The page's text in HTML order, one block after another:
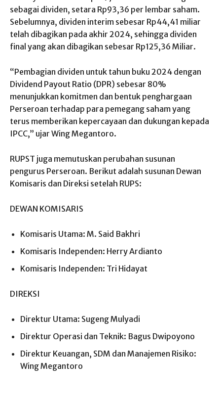
sebagai dividen, setara Rp93,36 per lembar saham.
Sebelumnya, dividen interim sebesar Rp44,41 miliar
telah dibagikan pada akhir 2024, sehingga dividen
final yang akan dibagikan sebesar Rp125,36 Miliar.
“Pembagian dividen untuk tahun buku 2024 dengan
Dividend Payout Ratio (DPR) sebesar 80%
menunjukkan komitmen dan bentuk penghargaan
Perseroan terhadap para pemegang saham yang
terus memberikan kepercayaan dan dukungan kepada
IPCC,” ujar Wing Megantoro.
RUPST juga memutuskan perubahan susunan
pengurus Perseroan. Berikut adalah susunan Dewan
Komisaris dan Direksi setelah RUPS:
DEWAN KOMISARIS
Komisaris Utama: M. Said Bakhri
Komisaris Independen: Herry Ardianto
Komisaris Independen: Tri Hidayat
DIREKSI
Direktur Utama: Sugeng Mulyadi
Direktur Operasi dan Teknik: Bagus Dwipoyono
Direktur Keuangan, SDM dan Manajemen Risiko:
Wing Megantoro